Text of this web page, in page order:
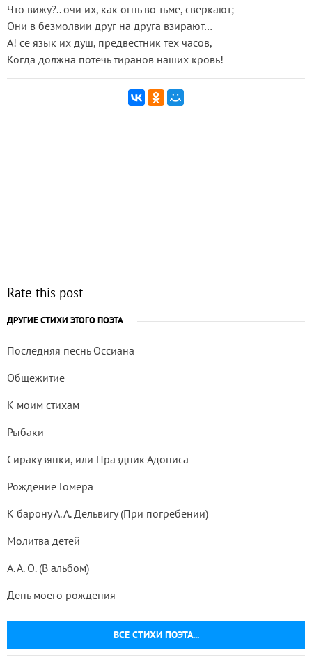
Что вижу?.. очи их, как огнь во тьме, сверкают;
Они в безмолвии друг на друга взирают…
А! се язык их душ, предвестник тех часов,
Когда должна потечь тиранов наших кровь!
Rate this post
ДРУГИЕ СТИХИ ЭТОГО ПОЭТА
ВСЕ СТИХИ ПОЭТА...
Последняя песнь Оссиана
Общежитие
К моим стихам
Рыбаки
Сиракузянки, или Праздник Адониса
Рождение Гомера
К барону А. А. Дельвигу (При погребении)
Молитва детей
А. А. О. (В альбом)
День моего рождения